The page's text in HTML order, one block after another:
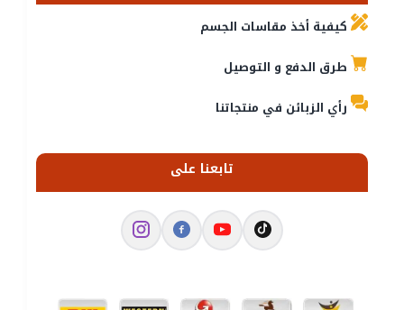
كيفية أخذ مقاسات الجسم
طرق الدفع و التوصيل
رأي الزبائن في منتجاتنا
تابعنا على